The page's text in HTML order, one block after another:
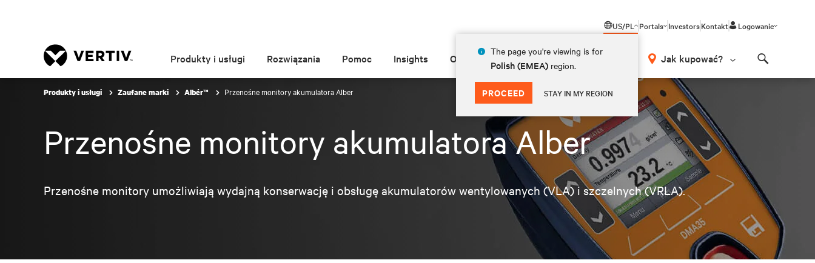
US/PL
The page you're viewing is for
Polish (EMEA) region.
PROCEED STAY IN MY REGION
Portals InvestorsKontakt Logowanie
Produkty i usługi Rozwiązania Pomoc Insights O Vertiv Jak kupować?
Produkty i usługi Zaufane marki Albér™ Przenośne monitory akumulatora Alber
Przenośne monitory akumulatora Alber
Przenośne monitory umożliwiają wydajną konserwację i obsługę akumulatorów wentylowanych (VLA) i szczelnych (VRLA).